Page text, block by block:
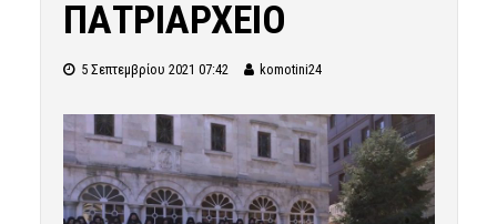
ΠΑΤΡΙΑΡΧΕΙΟ
5 Σεπτεμβρίου 2021 07:42 komotini24